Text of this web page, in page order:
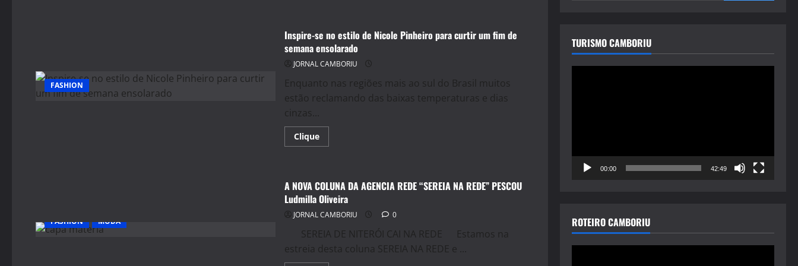
calçados
deve
comprar
50%
de
estoques
Gramado(RS)
FASHION
Inspire-se no estilo de Nicole Pinheiro para curtir um fim de
semana ensolarado
JORNAL CAMBORIU
Enquanto nas regiões mais ao sul do Brasil muitos
estão reclamando das baixas temperaturas e dias
cinzas...
CliqueRead
more
estilo
de
Nicole
Pinheiro
para
um
de
semana
FASHION MODA
A NOVA COLUNA DA AGENCIA REDE “SEREIA NA REDE” PESCOU
Ludmilla Oliveira
JORNAL CAMBORIU 0
SEREIA DE NITERÓI CAI NA REDE Estamos na
estreia desta coluna SEREIA NA REDE e ...
TURISMO CAMBORIU
00:00 42:49
ROTEIRO CAMBORIU